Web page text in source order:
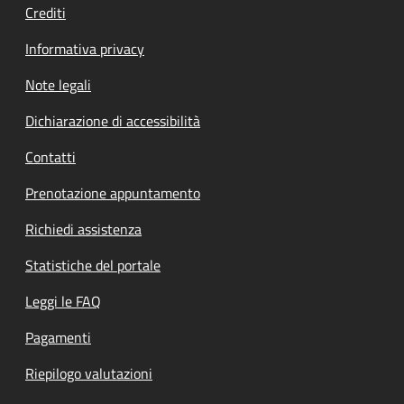
Crediti
Informativa privacy
Note legali
Dichiarazione di accessibilità
Contatti
Prenotazione appuntamento
Richiedi assistenza
Statistiche del portale
Leggi le FAQ
Pagamenti
Riepilogo valutazioni